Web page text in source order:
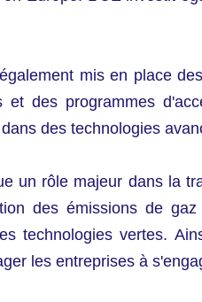
mis en place
et des programmes
des technologies
un rôle majeur dans la
des émissions de
technologies vertes.
les entreprises à